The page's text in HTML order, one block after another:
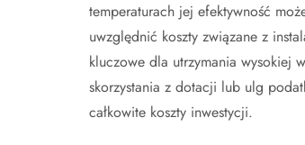
temperaturach jej efektywność
uwzględnić koszty związane z
kluczowe dla utrzymania wysokiej
skorzystania z dotacji lub ulg
całkowite koszty inwestycji.